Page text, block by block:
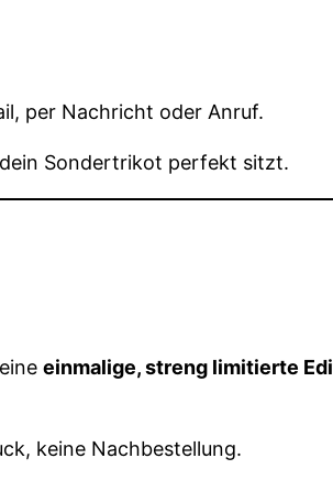
per Nachricht oder Anruf.
Sondertrikot perfekt sitzt.
einmalige, streng limitierte
keine Nachbestellung.